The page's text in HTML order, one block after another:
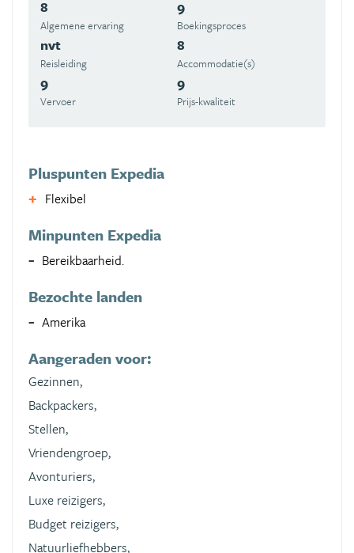
8
Algemene ervaring
9
Boekingsproces
nvt
Reisleiding
8
Accommodatie(s)
9
Vervoer
9
Prijs-kwaliteit
Pluspunten Expedia
Flexibel
Minpunten Expedia
Bereikbaarheid.
Bezochte landen
Amerika
Aangeraden voor:
Gezinnen,
Backpackers,
Stellen,
Vriendengroep,
Avonturiers,
Luxe reizigers,
Budget reizigers,
Natuurliefhebbers,